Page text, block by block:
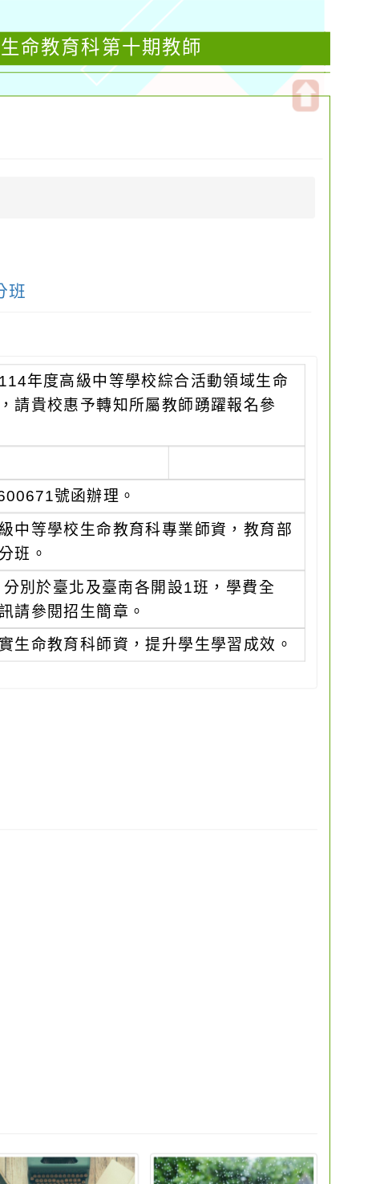
命教育科第十期教師
班
年度高級中等學校綜合活動領域生命
請貴校惠予轉知所屬教師踴躍報名參
號函辦理。
中等學校生命教育科專業師資，教育部
班。
別於臺北及臺南各開設1班，學費全
請參閱招生簡章。
生命教育科師資，提升學生學習成效。